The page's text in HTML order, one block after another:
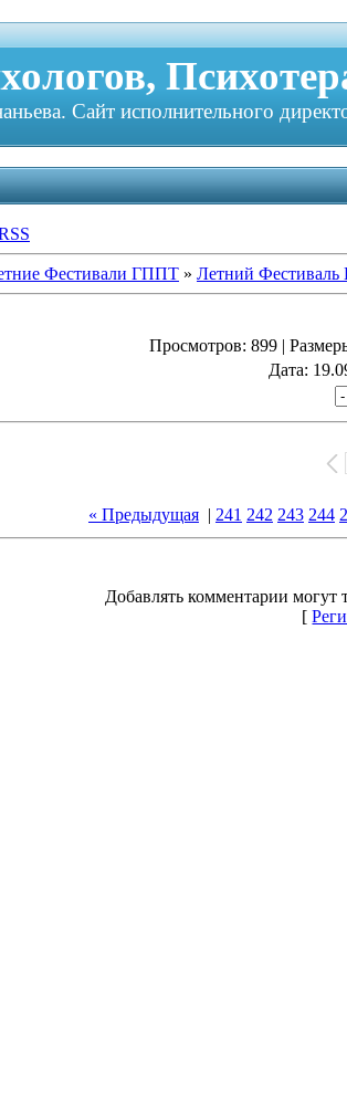
Сайт исполнительного
Фестивали ГППТ» Летний Фестиваль
Просмотров: 899 |
Дата:
« Предыдущая| 241 242 243 244
Добавлять комментарии могут
[